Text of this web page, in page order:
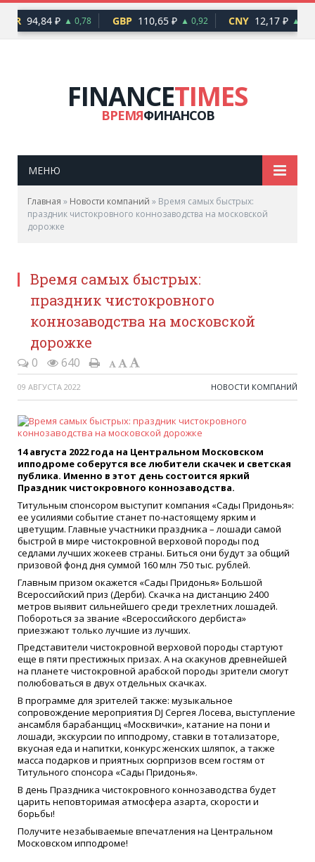
94,84 ₽ ▲ 0,78 GBP 110,65 ₽ ▲ 0,92 CNY 12,17 ₽ ▲ 0,10
FINANCETIMES
ВРЕМЯФИНАНСОВ
МЕНЮ
Главная » Новости компаний » Время самых быстрых:
праздник чистокровного коннозаводства на московской
дорожке
Время самых быстрых:
праздник чистокровного
коннозаводства на московской
дорожке
0 640
09 АВГУСТА 2022 НОВОСТИ КОМПАНИЙ
14 августа 2022 года на Центральном Московском
ипподроме соберутся все любители скачек и светская
публика. Именно в этот день состоится яркий
Праздник чистокровного коннозаводства.
Титульным спонсором выступит компания «Сады Придонья»:
ее усилиями событие станет по-настоящему ярким и
цветущим. Главные участники праздника – лошади самой
быстрой в мире чистокровной верховой породы под
седлами лучших жокеев страны. Биться они будут за общий
призовой фонд дня суммой 160 млн 750 тыс. рублей.
Главным призом окажется «Сады Придонья» Большой
Всероссийский приз (Дерби). Скачка на дистанцию 2400
метров выявит сильнейшего среди трехлетних лошадей.
Побороться за звание «Всероссийского дербиста»
приезжают только лучшие из лучших.
Представители чистокровной верховой породы стартуют
еще в пяти престижных призах. А на скакунов древнейшей
на планете чистокровной арабской породы зрители смогут
полюбоваться в двух отдельных скачках.
В программе для зрителей также: музыкальное
сопровождение мероприятия DJ Сергея Лосева, выступление
ансамбля барабанщиц «Москвички», катание на пони и
лошади, экскурсии по ипподрому, ставки в тотализаторе,
вкусная еда и напитки, конкурс женских шляпок, а также
масса подарков и приятных сюрпризов всем гостям от
Титульного спонсора «Сады Придонья».
В день Праздника чистокровного коннозаводства будет
царить неповторимая атмосфера азарта, скорости и
борьбы!
Получите незабываемые впечатления на Центральном
Московском ипподроме!